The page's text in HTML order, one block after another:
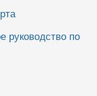
руководство по